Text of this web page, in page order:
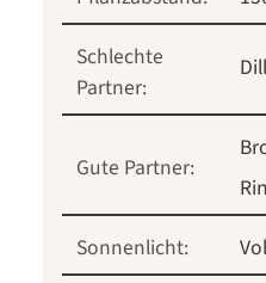
Schlechte
Partner:
Dill
Gute Partner:
Sonnenlicht: